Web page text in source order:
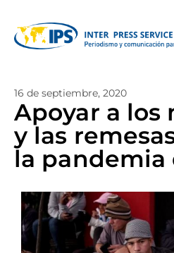
16 de septiembre, 2020
Apoyar a los
y las
la pandemia